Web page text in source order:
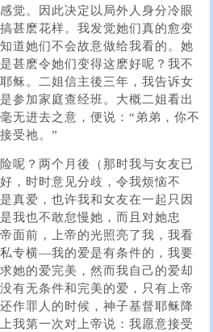
觉。因此决定以局外人身分冷眼
甚麽花样。我发觉她们真的愈变
道她们不会故意做给我看的。她
甚麽令她们变得这麽好呢？我不
稣。二姐信主後三年，我告诉女
参加家庭查经班。大概二姐看出
无进去之意，便说：“弟弟，你不
受祂。”
呢？两个月後（那时我与女友已
，时时意见分歧，令我烦恼不
真爱，也许我和女友在一起只因
我也不敢怠慢她，而且对她忠
面前，上帝的光照亮了我，我看
专横—我的爱是有条件的，我要
她的爱完美，然而我自己的爱却
有无条件和完美的爱，只有上帝
作罪人的时候，神子基督耶稣降
我第一次对上帝说：我愿意接受